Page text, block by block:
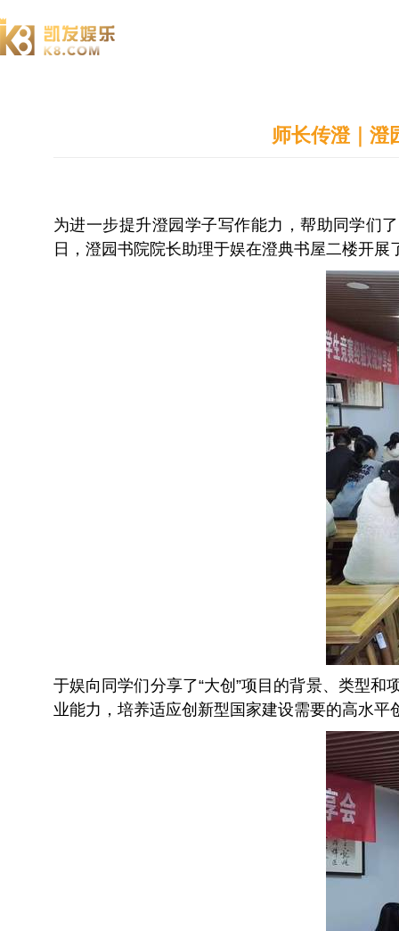
师长传澄｜澄
为进一步提升澄园学子写作能力，帮助同学们
日，澄园书院院长助理于娱在澄典书屋二楼开
于娱向同学们分享了“大创”项目的背景、类型
业能力，培养适应创新型国家建设需要的高水